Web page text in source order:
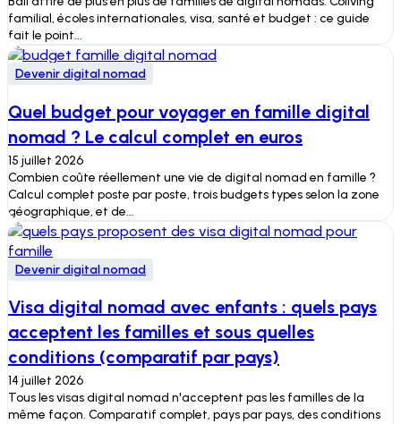
familial, écoles internationales, visa, santé et budget : ce guide
fait le point...
Devenir digital nomad
Quel budget pour voyager en famille digital
nomad ? Le calcul complet en euros
15 juillet 2026
Combien coûte réellement une vie de digital nomad en famille ?
Calcul complet poste par poste, trois budgets types selon la zone
géographique, et de...
Devenir digital nomad
Visa digital nomad avec enfants : quels pays
acceptent les familles et sous quelles
conditions (comparatif par pays)
14 juillet 2026
Tous les visas digital nomad n'acceptent pas les familles de la
même façon. Comparatif complet, pays par pays, des conditions